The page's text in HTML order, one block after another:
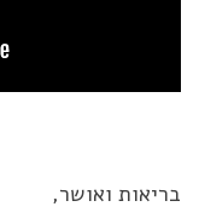
בריאות ואושר,